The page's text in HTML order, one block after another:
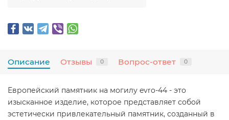
Описание Отзывы 0 Вопрос-ответ 0
Европейский памятник на могилу evro-44 - это
изысканное изделие, которое представляет собой
эстетически привлекательный памятник, созданный в